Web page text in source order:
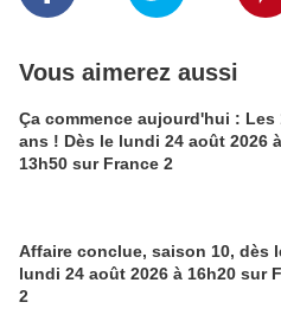
Vous aimerez aussi
Ça commence aujourd'hui : Les
ans ! Dès le lundi 24 août 2026 à
13h50 sur France 2
Affaire conclue, saison 10, dès
lundi 24 août 2026 à 16h20 sur
2